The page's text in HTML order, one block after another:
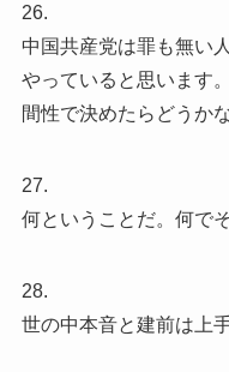
26.
中国共産党は罪も無い
やっていると思います
間性で決めたらどうかな
27.
何ということだ。何で
28.
世の中本音と建前は上